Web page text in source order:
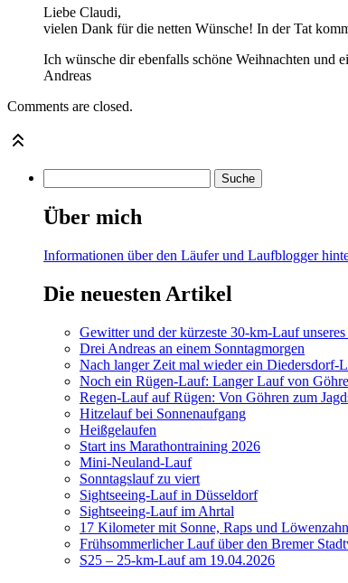
Liebe Claudi,
vielen Dank für die netten Wünsche! In der Tat
Ich wünsche dir ebenfalls schöne Weihnachten und
Andreas
Comments are closed.
Über mich
Informationen über den Läufer und Laufblogger
Die neuesten Artikel
Gewitter und der kürzeste 30-km-Lauf
Drei Andreas an einem Sonntagmorgen
Nach langer Zeit mal wieder ein Diedersdorf-
Noch ein Rügen-Lauf: Langer Lauf von
Regen-Lauf auf Rügen: Von Göhren zum
Hitzelauf bei Sonnenaufgang
Heißgelaufen
Start ins Marathontraining 2026
Mini-Neuland-Lauf
Sonntagslauf zu viert
Sightseeing-Lauf in Düsseldorf
Sightseeing-Lauf im Ahrtal
17 Kilometer mit Sonne, Raps und Löwenzahn
Frühsommerlicher Lauf über den Bremer
S25 – 25-km-Lauf am 19.04.2026